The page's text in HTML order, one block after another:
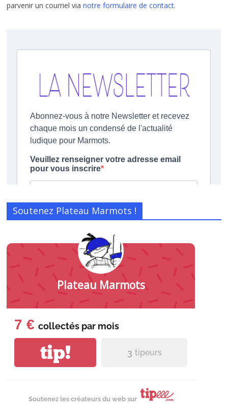
parvenir un courriel vianotre formulaire de contact.
Soutenez Plateau Marmots !
Plateau Marmots
7 € collectés par mois
tip! 3 tipeurs
Soutenez les créateurs du web sur